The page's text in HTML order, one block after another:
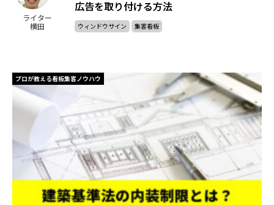
ライター
横田
広告を取り付ける方法
ウィンドウサイン 集客看板
プロが教える看板集客ノウハウ